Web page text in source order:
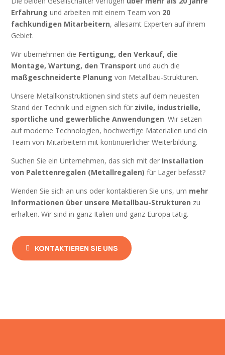
Erfahrung und arbeiten mit einem Team von 20
fachkundigen Mitarbeitern, allesamt Experten auf ihrem
Gebiet.
Wir übernehmen die Fertigung, den Verkauf, die
Montage, Wartung, den Transport und auch die
maßgeschneiderte Planung von Metallbau-Strukturen.
Unsere Metallkonstruktionen sind stets auf dem neuesten
Stand der Technik und eignen sich für zivile, industrielle,
sportliche und gewerbliche Anwendungen. Wir setzen
auf moderne Technologien, hochwertige Materialien und ein
Team von Mitarbeitern mit kontinuierlicher Weiterbildung.
Suchen Sie ein Unternehmen, das sich mit der Installation
von Palettenregalen (Metallregalen) für Lager befasst?
Wenden Sie sich an uns oder kontaktieren Sie uns, um mehr
Informationen über unsere Metallbau-Strukturen zu
erhalten. Wir sind in ganz Italien und ganz Europa tätig.
KONTAKTIEREN SIE UNS